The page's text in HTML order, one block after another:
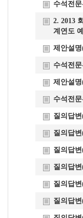
수석전
2. 2013
계연도
제안설
수석전
제안설
수석전
질의답
질의답
질의답
질의답
질의답
질의답